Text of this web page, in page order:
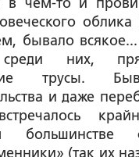
в чём-то и
бывало
них,
трусы.
и даже
(так их